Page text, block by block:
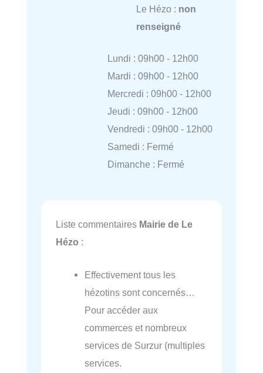
Le Hézo : non
renseigné
Lundi : 09h00 - 12h00
Mardi : 09h00 - 12h00
Mercredi : 09h00 - 12h00
Jeudi : 09h00 - 12h00
Vendredi : 09h00 - 12h00
Samedi : Fermé
Dimanche : Fermé
Liste commentaires Mairie de Le
Hézo :
Effectivement tous les
hézotins sont concernés…
Pour accéder aux
commerces et nombreux
services de Surzur (multiples
services.